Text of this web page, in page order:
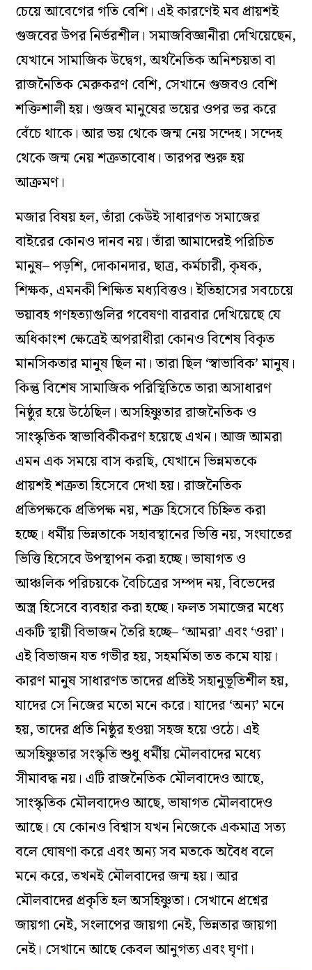
চেয়ে আবেগের গতি বেশি। এই কারণেই মব প্রায়শই
গুজবের উপর নির্ভরশীল। সমাজবিজ্ঞানীরা দেখিয়েছেন,
যেখানে সামাজিক উদ্বেগ, অর্থনৈতিক অনিশ্চয়তা বা
রাজনৈতিক মেরুকরণ বেশি, সেখানে গুজবও বেশি
শক্তিশালী হয়। গুজব মানুষের ভয়ের ওপর ভর করে
বেঁচে থাকে। আর ভয় থেকে জন্ম নেয় সন্দেহ। সন্দেহ
থেকে জন্ম নেয় শত্রুতাবোধ। তারপর শুরু হয়
আক্রমণ।
মজার বিষয় হল, তাঁরা কেউই সাধারণত সমাজের
বাইরের কোনও দানব নয়। তাঁরা আমাদেরই পরিচিত
মানুষ– পড়শি, দোকানদার, ছাত্র, কর্মচারী, কৃষক,
শিক্ষক, এমনকী শিক্ষিত মধ্যবিত্তও। ইতিহাসের সবচেয়ে
ভয়াবহ গণহত্যাগুলির গবেষণা বারবার দেখিয়েছে যে
অধিকাংশ ক্ষেত্রেই অপরাধীরা কোনও বিশেষ বিকৃত
মানসিকতার মানুষ ছিল না। তারা ছিল ‘স্বাভাবিক’ মানুষ।
কিন্তু বিশেষ সামাজিক পরিস্থিতিতে তারা অসাধারণ
নিষ্ঠুর হয়ে উঠেছিল। অসহিষ্ণুতার রাজনৈতিক ও
সাংস্কৃতিক স্বাভাবিকীকরণ হয়েছে এখন। আজ আমরা
এমন এক সময়ে বাস করছি, যেখানে ভিন্নমতকে
প্রায়শই শত্রুতা হিসেবে দেখা হয়। রাজনৈতিক
প্রতিপক্ষকে প্রতিপক্ষ নয়, শত্রু হিসেবে চিহ্নিত করা
হচ্ছে। ধর্মীয় ভিন্নতাকে সহাবস্থানের ভিত্তি নয়, সংঘাতের
ভিত্তি হিসেবে উপস্থাপন করা হচ্ছে। ভাষাগত ও
আঞ্চলিক পরিচয়কে বৈচিত্রের সম্পদ নয়, বিভেদের
অস্ত্র হিসেবে ব্যবহার করা হচ্ছে। ফলত সমাজের মধ্যে
একটি স্থায়ী বিভাজন তৈরি হচ্ছে– ‘আমরা’ এবং ‘ওরা’।
এই বিভাজন যত গভীর হয়, সহমর্মিতা তত কমে যায়।
কারণ মানুষ সাধারণত তাদের প্রতিই সহানুভূতিশীল হয়,
যাদের সে নিজের মতো মনে করে। যাদের ‘অন্য’ মনে
হয়, তাদের প্রতি নিষ্ঠুর হওয়া সহজ হয়ে ওঠে। এই
অসহিষ্ণুতার সংস্কৃতি শুধু ধর্মীয় মৌলবাদের মধ্যে
সীমাবদ্ধ নয়। এটি রাজনৈতিক মৌলবাদেও আছে,
সাংস্কৃতিক মৌলবাদেও আছে, ভাষাগত মৌলবাদেও
আছে। যে কোনও বিশ্বাস যখন নিজেকে একমাত্র সত্য
বলে ঘোষণা করে এবং অন্য সব মতকে অবৈধ বলে
মনে করে, তখনই মৌলবাদের জন্ম হয়। আর
মৌলবাদের প্রকৃতি হল অসহিষ্ণুতা। সেখানে প্রশ্নের
জায়গা নেই, সংলাপের জায়গা নেই, ভিন্নতার জায়গা
নেই। সেখানে আছে কেবল আনুগত্য এবং ঘৃণা।